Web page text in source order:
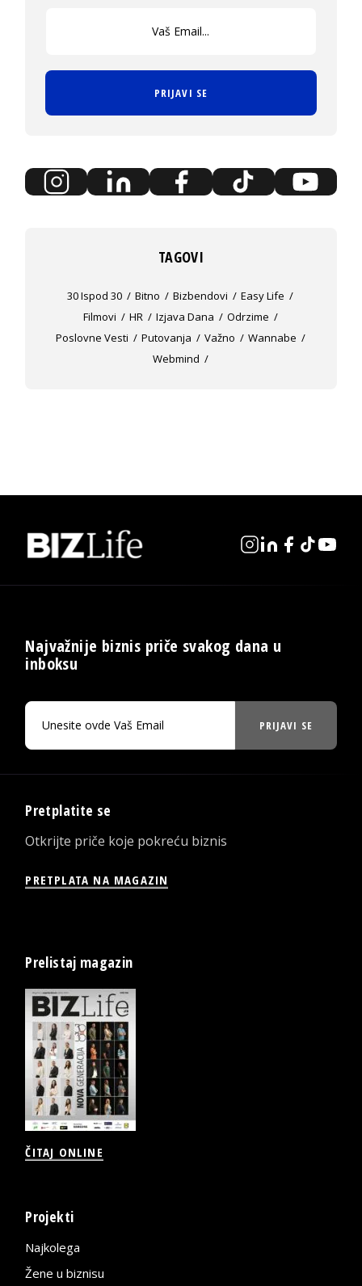
PRIJAVI SE
TAGOVI
30 Ispod 30 Bitno Bizbendovi
Easy Life
Filmovi
HR Izjava Dana
Odrzime
Poslovne Vesti
Putovanja Važno
Wannabe
Webmind
Najvažnije biznis priče svakog dana u
inboksu
PRIJAVI SE
Pretplatite se
Otkrijte priče koje pokreću biznis
PRETPLATA NA MAGAZIN
Prelistaj magazin
ČITAJ ONLINE
Projekti
Najkolega
Žene u biznisu